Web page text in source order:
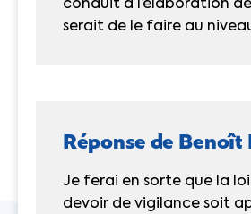
conduit à l’élaboration
serait de le faire au
Réponse de Benoît
Je ferai en sorte que la loi
devoir de vigilance soit